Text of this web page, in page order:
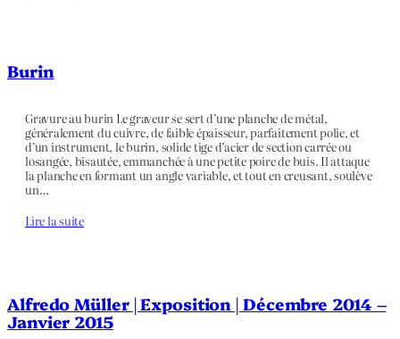
Burin
Gravure au burin Le graveur se sert d’une planche de métal,
généralement du cuivre, de faible épaisseur, parfaitement polie, et
d’un instrument, le burin, solide tige d’acier de section carrée ou
losangée, bisautée, emmanchée à une petite poire de buis. Il attaque
la planche en formant un angle variable, et tout en creusant, soulève
un…
Lire la suite
Alfredo Müller | Exposition | Décembre 2014 –
Janvier 2015